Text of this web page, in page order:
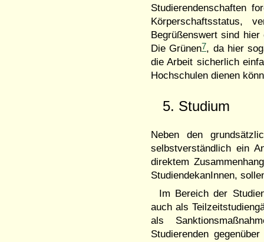
Studierendenschaften
Körperschaftsstatus,
Begrüßenswert sind
Die Grünen7, da hier
die Arbeit sicherlich
Hochschulen dienen
5. Studium
Neben den
selbstverständlich ein
direktem
StudiendekanInnen,
Im Bereich der
auch als
als
Studierenden